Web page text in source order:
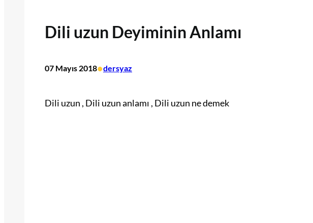
Dili uzun Deyiminin Anlamı
07 Mayıs 2018•dersyaz
Dili uzun , Dili uzun anlamı , Dili uzun ne demek